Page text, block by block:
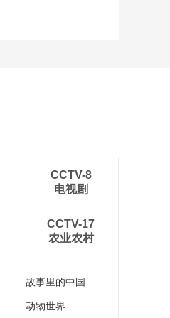
CCTV-8
电视剧
CCTV-17
农业农村
故事里的中国
动物世界